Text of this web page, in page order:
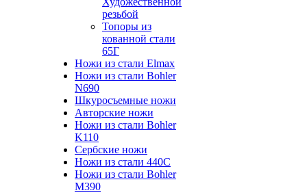
резьбой
Топоры из
кованной стали
65Г
Ножи из стали Elmax
Ножи из стали Bohler
N690
Шкуросъемные ножи
Авторские ножи
Ножи из стали Bohler
K110
Сербские ножи
Ножи из стали 440С
Ножи из стали Bohler
M390